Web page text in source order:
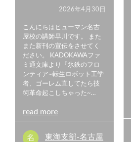
2026年4月30日
こんにちはヒューマン名古
屋校の講師早川です。 また
また新刊の宣伝をさせてく
ださい。 KADOKAWAファ
ミ通文庫より『氷鉄のフロ
ンティア~転生ロボット工学
者、ゴーレム直してたら技
術革命起こしちゃった~…
read more
東海支部-名古屋